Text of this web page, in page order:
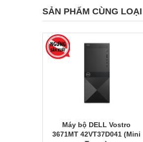
SẢN PHẨM CÙNG LOẠI
Máy bộ DELL Vostro
3671MT 42VT37D041 (Mini